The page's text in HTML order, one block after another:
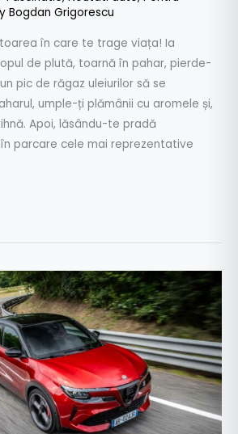
Bogdan Grigorescu
în care te trage viața! Ia
de plută, toarnă în pahar, pierde-
pic de răgaz uleiurilor să se
umple-ți plămânii cu aromele și,
Apoi, lăsându-te pradă
parcare cele mai reprezentative